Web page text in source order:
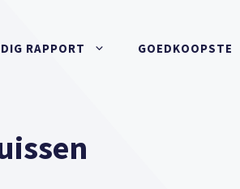
RAPPORT GOEDKOOPSTE